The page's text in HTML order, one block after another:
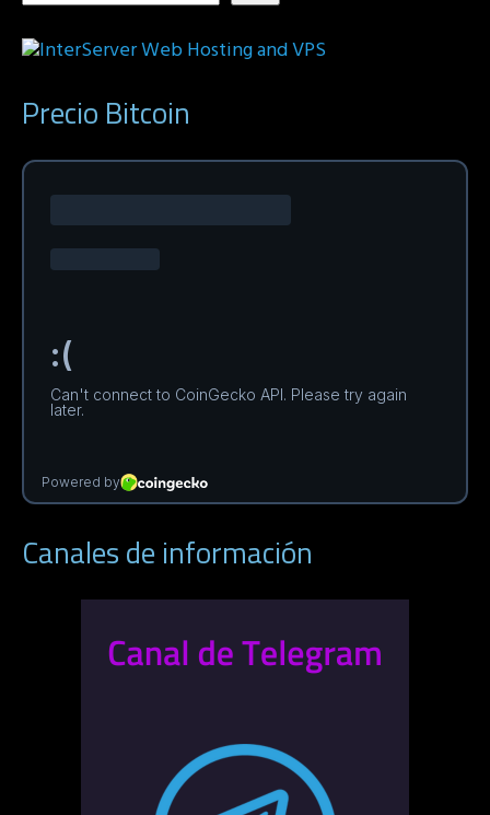
Precio Bitcoin
Canales de información